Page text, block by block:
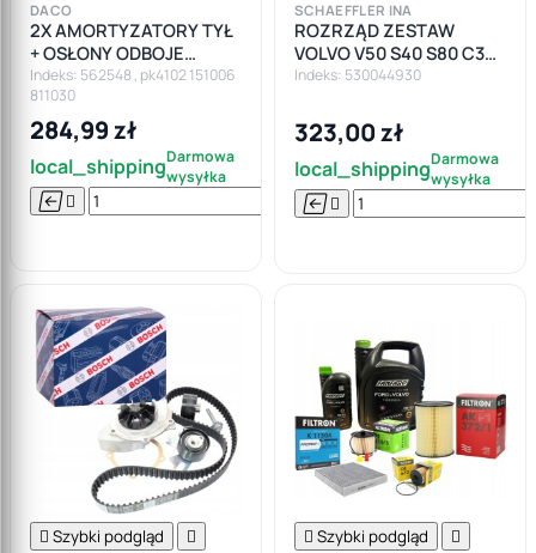
DACO
2X AMORTYZATORY TYŁ
+ OSŁONY ODBOJE
PODUSZKI SPRĘŻYNY
FORD FOCUS II MK2 HB
Indeks: 562548 , pk4102 151006
811030
284,99 zł
local_shippingDarmowa
wysyłka
  

SCHAEFFLER INA
ROZRZĄD ZESTAW
VOLVO V50 S40 S80 C30
PEUGEOT 508 307 407
Indeks: 530044930
323,00 zł
local_shippingDarmowa
wysyłka
 
 Szybki podgląd   Szybki podgląd 